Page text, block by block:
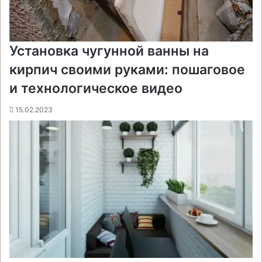
Установка чугунной ванны на
кирпич своими руками: пошаговое
и технологическое видео
15.02.2023